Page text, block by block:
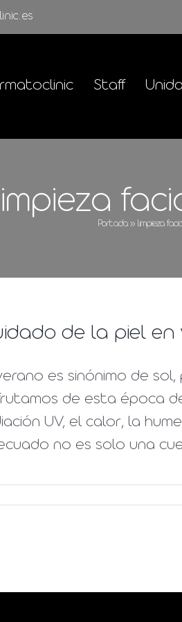
Staff
Portada» limpieza
de la piel en
es sinónimo de
de esta época
UV, el calor, la
no es solo una